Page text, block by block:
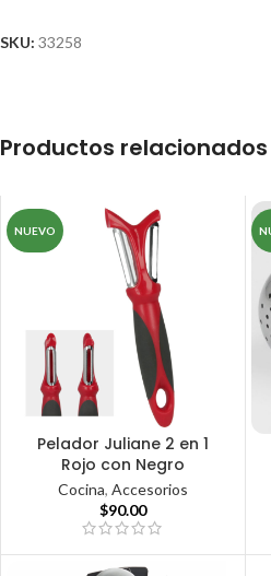
SKU: 33258
Productos
NUEVO
Pelador Juliane 2 en 1
Rojo con Negro
Cocina, Accesorios
$90.00